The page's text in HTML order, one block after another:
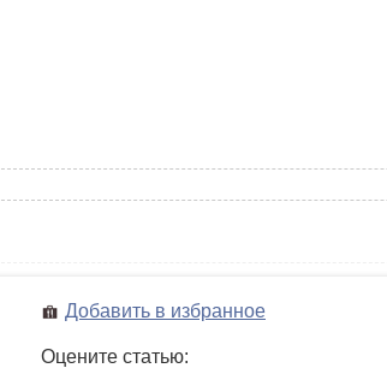
Добавить в избранное
Оцените статью: